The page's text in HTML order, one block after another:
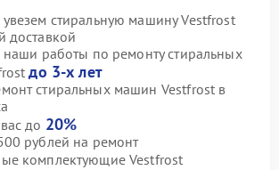
стиральную машину Vestfrost
доставкой
наши работы по ремонту стиральных
до 3-х лет
стиральных машин Vestfrost в
до 20%
рублей на ремонт
комплектующие Vestfrost